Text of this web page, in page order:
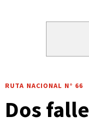
RUTA NACIONAL N° 66
Dos